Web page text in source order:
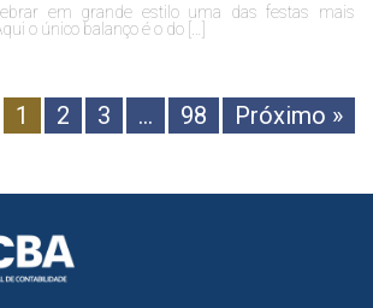
em grande estilo uma das festas mais
o único balanço é o do […]
1 2 3 … 98 Próximo »